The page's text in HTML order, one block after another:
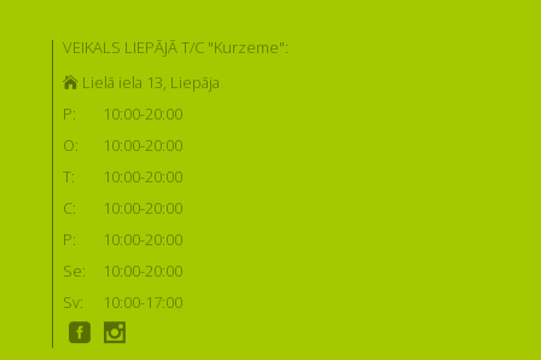
VEIKALS LIEPĀJĀ T/C "Kurzeme":
Lielā iela 13, Liepāja
P:
10:00-20:00
O:
10:00-20:00
T:
10:00-20:00
C:
10:00-20:00
P:
10:00-20:00
Se:
10:00-20:00
Sv:
10:00-17:00